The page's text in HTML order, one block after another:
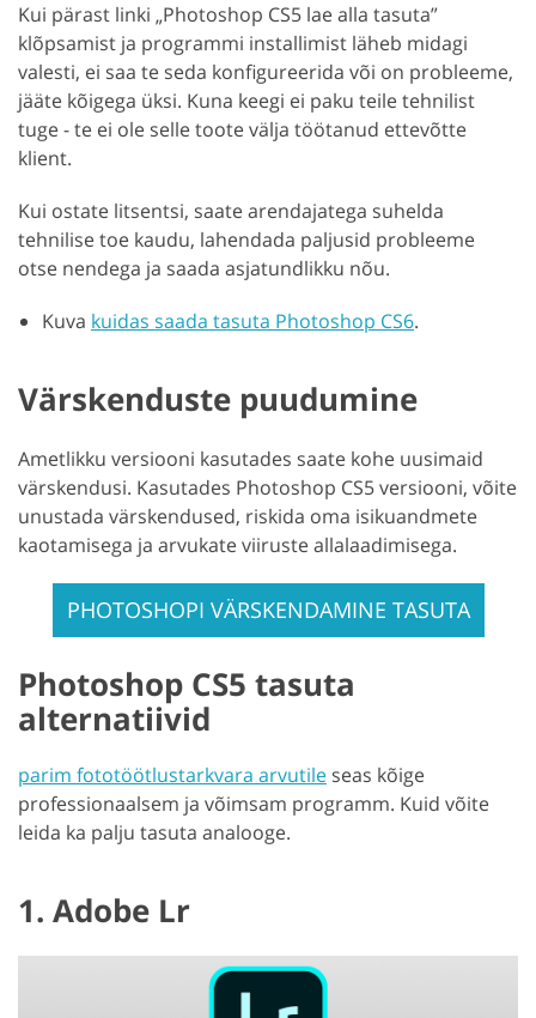
Kui pärast linki „Photoshop CS5 lae alla tasuta”
klõpsamist ja programmi installimist läheb midagi
valesti, ei saa te seda konfigureerida või on probleeme,
jääte kõigega üksi. Kuna keegi ei paku teile tehnilist
tuge - te ei ole selle toote välja töötanud ettevõtte
klient.
Kui ostate litsentsi, saate arendajatega suhelda
tehnilise toe kaudu, lahendada paljusid probleeme
otse nendega ja saada asjatundlikku nõu.
Kuva kuidas saada tasuta Photoshop CS6.
Värskenduste puudumine
Ametlikku versiooni kasutades saate kohe uusimaid
värskendusi. Kasutades Photoshop CS5 versiooni, võite
unustada värskendused, riskida oma isikuandmete
kaotamisega ja arvukate viiruste allalaadimisega.
PHOTOSHOPI VÄRSKENDAMINE TASUTA
Photoshop CS5 tasuta
alternatiivid
parim fototöötlustarkvara arvutile seas kõige
professionaalsem ja võimsam programm. Kuid võite
leida ka palju tasuta analooge.
1. Adobe Lr